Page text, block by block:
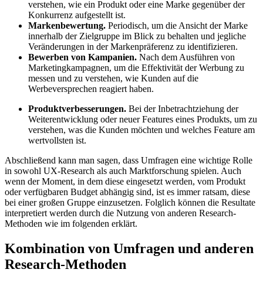
verstehen, wie ein Produkt oder eine Marke gegenüber der
Konkurrenz aufgestellt ist.
Markenbewertung. Periodisch, um die Ansicht der Marke
innerhalb der Zielgruppe im Blick zu behalten und jegliche
Veränderungen in der Markenpräferenz zu identifizieren.
Bewerben von Kampanien. Nach dem Ausführen von
Marketingkampagnen, um die Effektivität der Werbung zu
messen und zu verstehen, wie Kunden auf die
Werbeversprechen reagiert haben.
Produktverbesserungen. Bei der Inbetrachtziehung der
Weiterentwicklung oder neuer Features eines Produkts, um zu
verstehen, was die Kunden möchten und welches Feature am
wertvollsten ist.
Abschließend kann man sagen, dass Umfragen eine wichtige Rolle
in sowohl UX-Research als auch Marktforschung spielen. Auch
wenn der Moment, in dem diese eingesetzt werden, vom Produkt
oder verfügbaren Budget abhängig sind, ist es immer ratsam, diese
bei einer großen Gruppe einzusetzen. Folglich können die Resultate
interpretiert werden durch die Nutzung von anderen Research-
Methoden wie im folgenden erklärt.
Kombination von Umfragen und anderen
Research-Methoden